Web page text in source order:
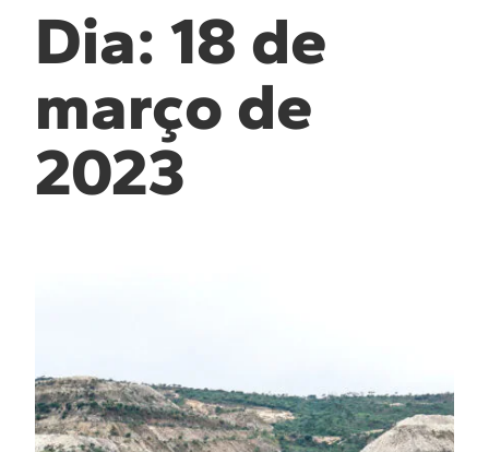
Dia: 18 de
março de
2023